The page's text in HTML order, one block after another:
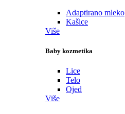
Adaptirano mleko
Kašice
Više
Baby kozmetika
Lice
Telo
Ojed
Više